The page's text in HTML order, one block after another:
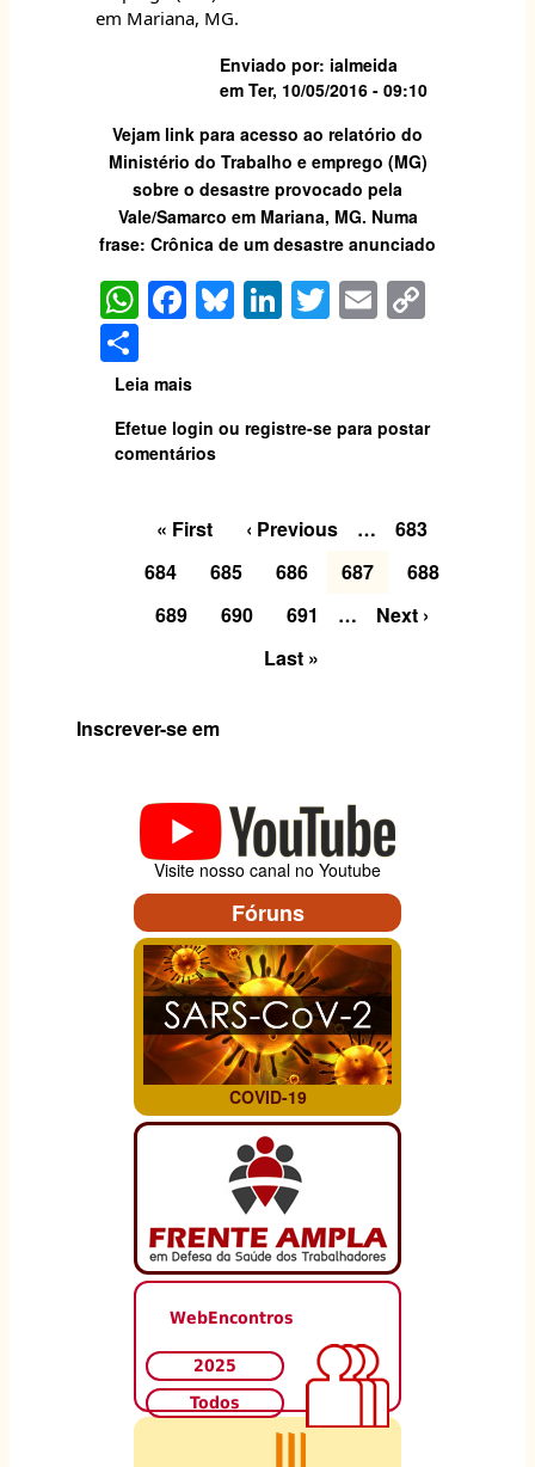
causas,
custos
em Mariana, MG.
Enviado por: ialmeida
em Ter, 10/05/2016 - 09:10
Vejam link para acesso ao relatório do
Ministério do Trabalho e emprego (MG)
sobre o desastre provocado pela
Vale/Samarco em Mariana, MG. Numa
frase: Crônica de um desastre anunciado
W
h
at
s
A
p
F
a
c
e
b
o
Bl
u
k
Li
n
e
dI
T
w
E
m
Li
k
S
h
ar
e
Leia mais
Ministério
do
Emprego
(MG)
desastre
Vale/Samarco
Efetue login ou registre-se para postar
comentários
PaginaçãoPrimeira
« First
Página
‹ Previous … Page
683
Page
684 Page
685 Page
686
Página
687 Page
688
Page
689 Page
690 Page
691 …
Próxima
Next ›
Última
Last »
Inscrever-se em
Visite nosso canal no Youtube
Fóruns
COVID-19
WebEncontros
2025
Todos